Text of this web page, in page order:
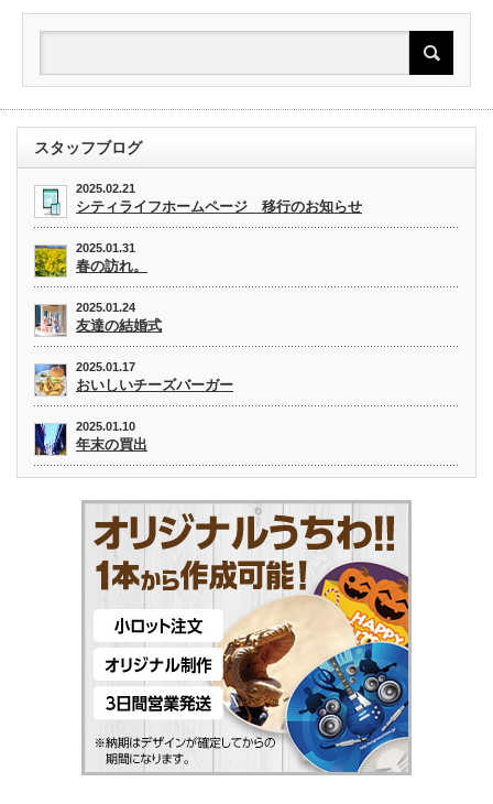
スタッフブログ
2025.02.21
シティライフホームページ 移行のお知らせ
2025.01.31
春の訪れ。
2025.01.24
友達の結婚式
2025.01.17
おいしいチーズバーガー
2025.01.10
年末の買出